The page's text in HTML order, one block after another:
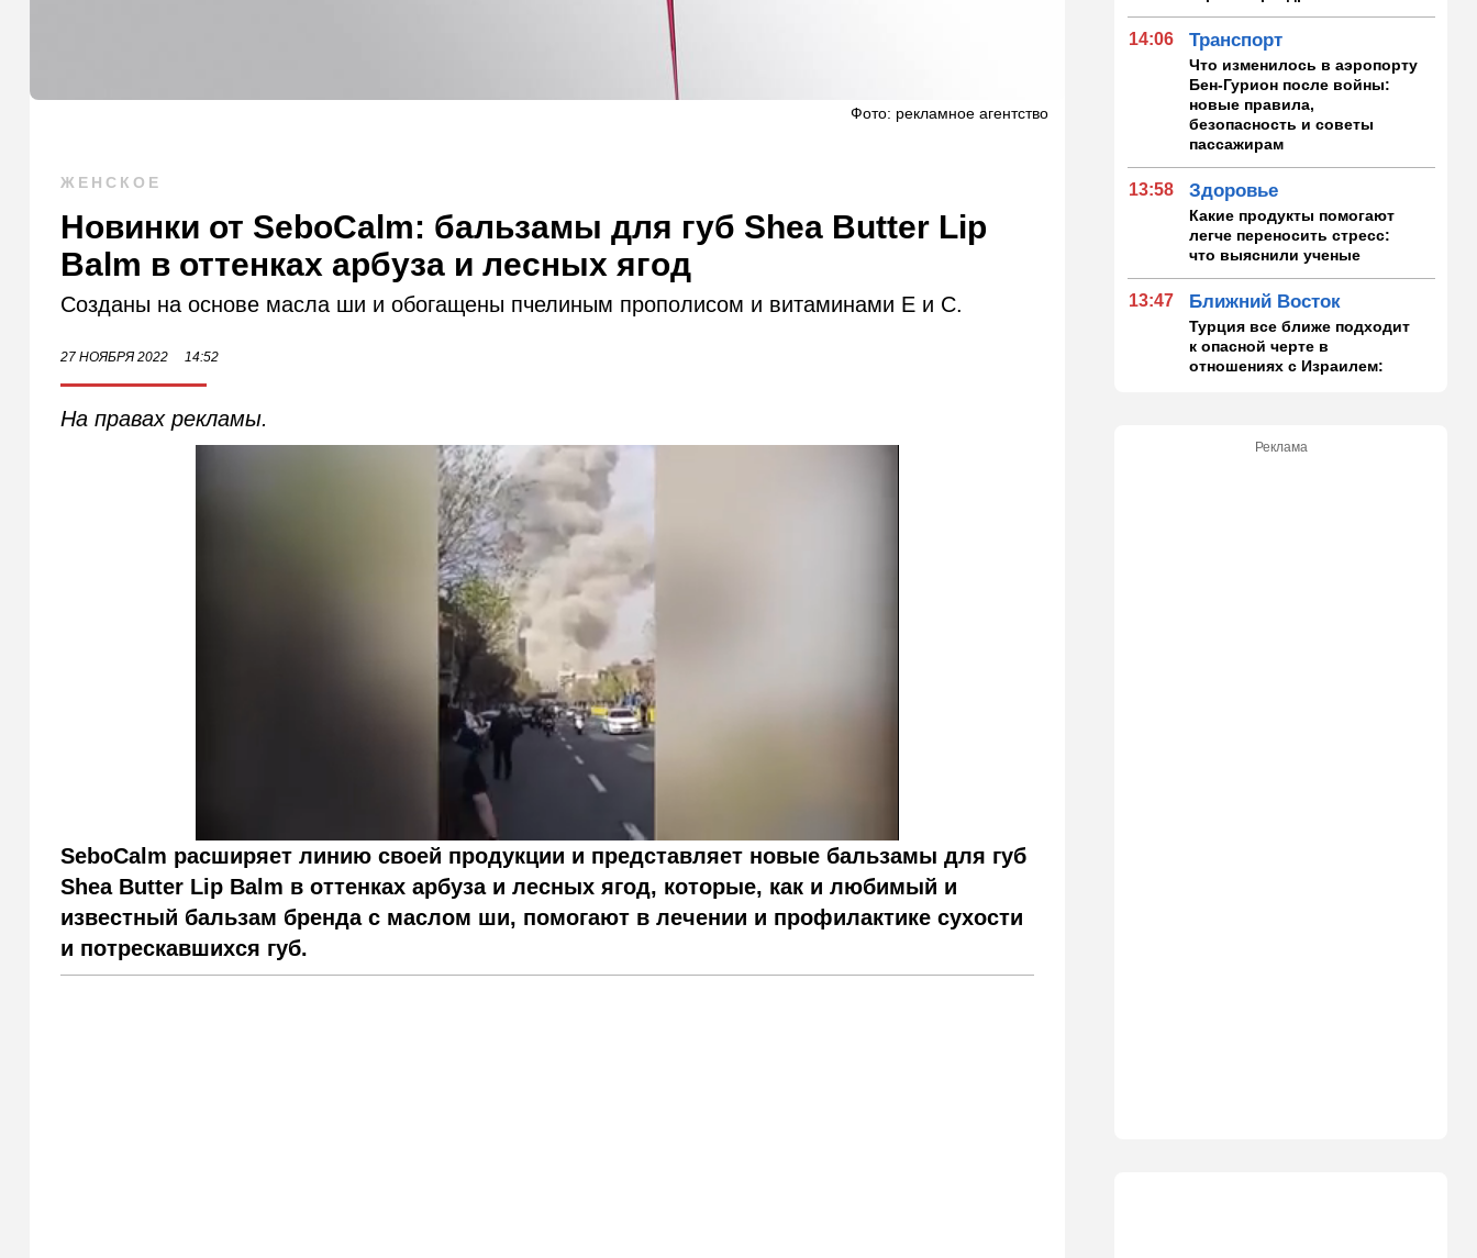
Фото: рекламное агентство
ЖЕНСКОЕ
Новинки от SeboCalm: бальзамы для губ Shea Butter Lip
Balm в оттенках арбуза и лесных ягод
Созданы на основе масла ши и обогащены пчелиным прополисом и витаминами Е и С.
27 НОЯБРЯ 2022 14:52
На правах рекламы.
SeboCalm расширяет линию своей продукции и представляет новые бальзамы для губ
Shea Butter Lip Balm в оттенках арбуза и лесных ягод, которые, как и любимый и
известный бальзам бренда с маслом ши, помогают в лечении и профилактике сухости
и потрескавшихся губ.
14:06 Транспорт
Что изменилось в аэропорту
Бен-Гурион после войны:
новые правила,
безопасность и советы
пассажирам
13:58 Здоровье
Какие продукты помогают
легче переносить стресс:
что выяснили ученые
13:47 Ближний Восток
Турция все ближе подходит
к опасной черте в
отношениях с Израилем:
Помидоры научились
Реклама